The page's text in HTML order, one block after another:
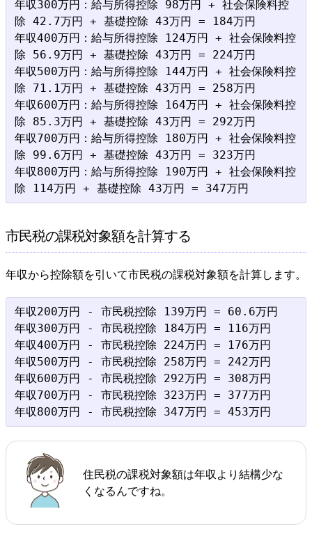
年収300万円：給与所得控除 98万円 + 社会保険料控
除 42.7万円 + 基礎控除 43万円 = 184万円
年収400万円：給与所得控除 124万円 + 社会保険料控
除 56.9万円 + 基礎控除 43万円 = 224万円
年収500万円：給与所得控除 144万円 + 社会保険料控
除 71.1万円 + 基礎控除 43万円 = 258万円
年収600万円：給与所得控除 164万円 + 社会保険料控
除 85.3万円 + 基礎控除 43万円 = 292万円
年収700万円：給与所得控除 180万円 + 社会保険料控
除 99.6万円 + 基礎控除 43万円 = 323万円
年収800万円：給与所得控除 190万円 + 社会保険料控
市民税の課税対象額を計算する
年収から控除額を引いて市民税の課税対象額を計算します。
年収200万円 - 市民税控除 139万円 = 60.6万円
年収300万円 - 市民税控除 184万円 = 116万円
年収400万円 - 市民税控除 224万円 = 176万円
年収500万円 - 市民税控除 258万円 = 242万円
年収600万円 - 市民税控除 292万円 = 308万円
年収700万円 - 市民税控除 323万円 = 377万円
住民税の課税対象額は年収より結構少な
くなるんですね。